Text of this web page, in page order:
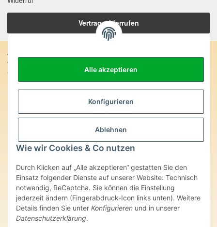
Alle akzeptieren
Konfigurieren
Ablehnen
Wie wir Cookies & Co nutzen
Durch Klicken auf „Alle akzeptieren“ gestatten Sie den
Einsatz folgender Dienste auf unserer Website: Technisch
notwendig, ReCaptcha. Sie können die Einstellung
jederzeit ändern (Fingerabdruck-Icon links unten). Weitere
Details finden Sie unter Konfigurieren und in unserer
Datenschutzerklärung.
Vertrag widerrufen
Anschrift:
SteinZeitOase
Frau Karin Philippin
Uhlandstr. 7
Heilversprechen:
Edelsteine und Mineralien werden im esoterischen Bereich
besondere Kräfte und Eigenschaften zugeordnet. Wir weisen
ausdrücklich darauf hin, dass alle gemachten Aussagen bzgl.
Produkte im Internet, Prospekten oder dem Vertragspartner
überlassenen Unterlagen bisher weder medizinisch anerkannt oder
wissenschaftlich nachweisbar sind. Die gemachten Angaben
beruhen ausschließlich auf Überlieferungen und langjähriger
Erfahrung. Unsere Produkte ersetzen nie den Besuch beim Arzt
oder Heilpraktiker und sind auch kein Medikamentenersatz. Auch
stellen unsere Angaben im ärztlichen Sinne keine Diagnose- oder